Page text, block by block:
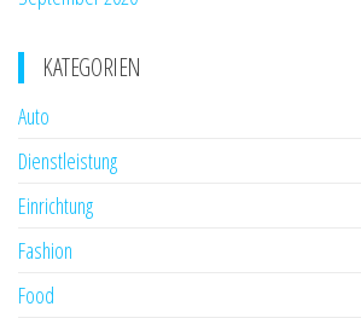
KATEGORIEN
Auto
Dienstleistung
Einrichtung
Fashion
Food